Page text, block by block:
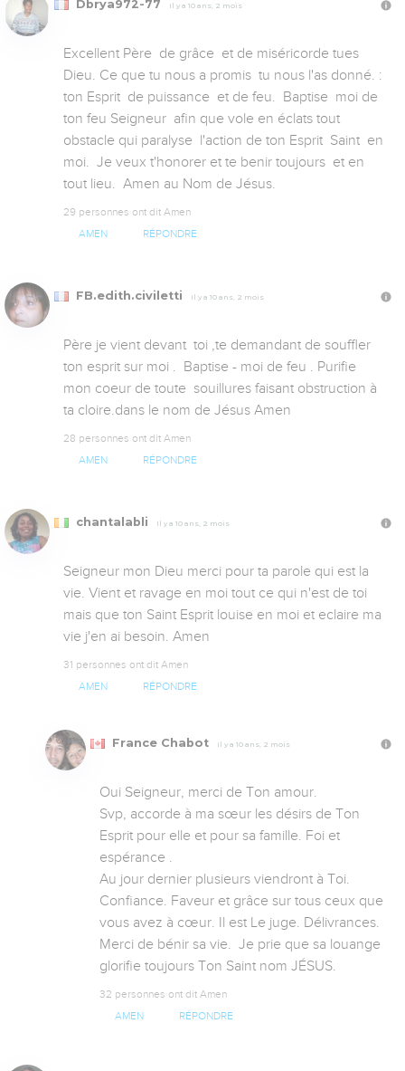
Dbrya972-77 Il y a 10 ans, 2 mois
Excellent Père  de grâce  et de miséricorde tues
Dieu. Ce que tu nous a promis  tu nous l'as donné. :
ton Esprit  de puissance  et de feu.  Baptise  moi de
ton feu Seigneur  afin que vole en éclats tout
obstacle qui paralyse  l'action de ton Esprit  Saint  en
moi.  Je veux t'honorer et te benir toujours  et en
tout lieu.  Amen au Nom de Jésus.
29 personnes ont dit Amen
AMEN RÉPONDRE
FB.edith.civiletti Il y a 10 ans, 2 mois
Père je vient devant  toi ,te demandant de souffler
ton esprit sur moi .  Baptise - moi de feu . Purifie
mon coeur de toute  souillures faisant obstruction à
ta cloire.dans le nom de Jésus Amen
28 personnes ont dit Amen
AMEN RÉPONDRE
chantalabli Il y a 10 ans, 2 mois
Seigneur mon Dieu merci pour ta parole qui est la
vie. Vient et ravage en moi tout ce qui n'est de toi
mais que ton Saint Esprit louise en moi et eclaire ma
vie j'en ai besoin. Amen
31 personnes ont dit Amen
AMEN RÉPONDRE
France Chabot Il y a 10 ans, 2 mois
Oui Seigneur, merci de Ton amour.
Svp, accorde à ma sœur les désirs de Ton
Esprit pour elle et pour sa famille. Foi et
espérance .
Au jour dernier plusieurs viendront à Toi.
Confiance. Faveur et grâce sur tous ceux que
vous avez à cœur. Il est Le juge. Délivrances.
Merci de bénir sa vie.  Je prie que sa louange
glorifie toujours Ton Saint nom JÉSUS.
32 personnes ont dit Amen
AMEN RÉPONDRE